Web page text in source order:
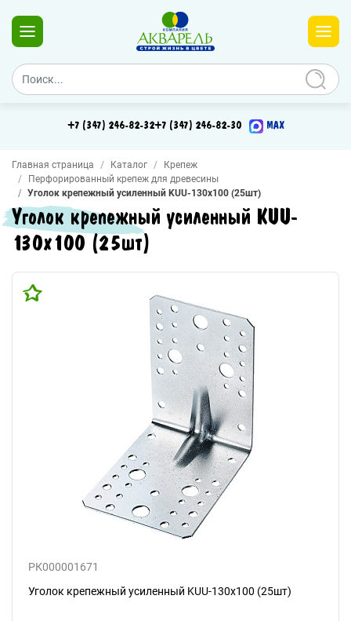
+7 (347) 246-82-32+7 (347) 246-82-30 MAX
Главная страница Каталог
Крепеж
Перфорированный крепеж для древесины
Уголок крепежный усиленный KUU-130х100 (25шт)
Уголок крепежный усиленный KUU-
130х100 (25шт)
РК000001671
Уголок крепежный усиленный KUU-130х100 (25шт)